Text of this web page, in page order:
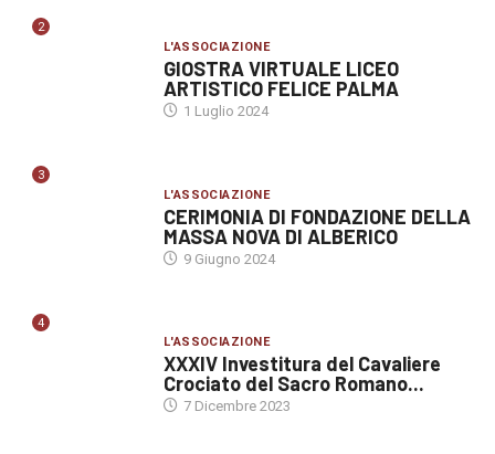
2
L'ASSOCIAZIONE
GIOSTRA VIRTUALE LICEO
ARTISTICO FELICE PALMA
1 Luglio 2024
3
L'ASSOCIAZIONE
CERIMONIA DI FONDAZIONE DELLA
MASSA NOVA DI ALBERICO
9 Giugno 2024
4
L'ASSOCIAZIONE
XXXIV Investitura del Cavaliere
Crociato del Sacro Romano...
7 Dicembre 2023